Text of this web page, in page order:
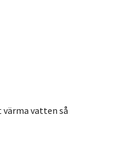
vatten så